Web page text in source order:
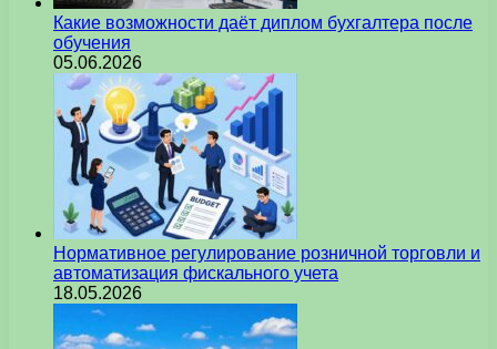
Какие возможности даёт диплом бухгалтера после
обучения
05.06.2026
Нормативное регулирование розничной торговли и
автоматизация фискального учета
18.05.2026